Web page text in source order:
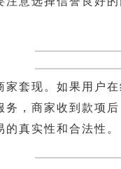
套现。如果用户
，商家收到款项
真实性和合法性。